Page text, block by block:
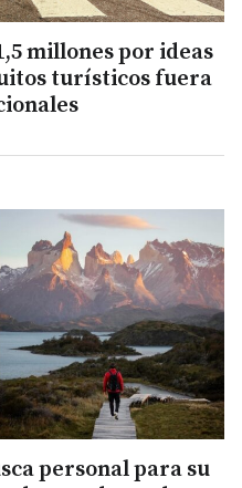
millones por ideas
turísticos fuera
personal para su